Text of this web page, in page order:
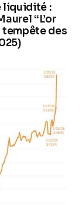
liquidité :
“L’or
tempête des